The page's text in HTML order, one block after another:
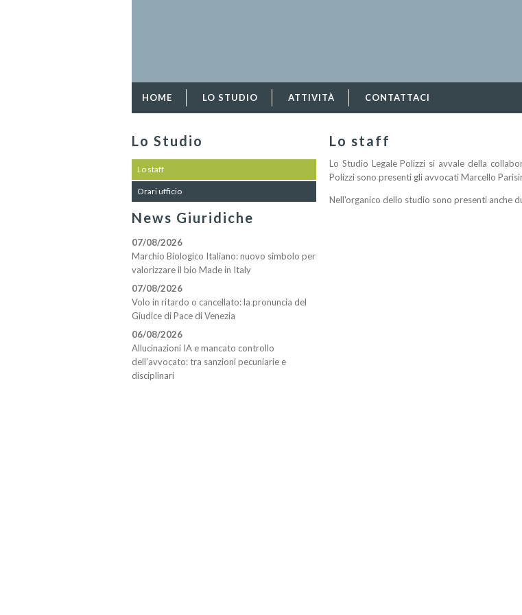
HOME LO STUDIO ATTIVITÀ CONTATTACI
Lo staff
Lo Studio Legale Polizzi si avvale della
Polizzi sono presenti gli avvocati Marcello
Nell'organico dello studio sono presenti anche
Lo Studio
Lo staff
Orari ufficio
News Giuridiche
07/08/2026
Marchio Biologico Italiano: nuovo simbolo per
valorizzare il bio Made in Italy
07/08/2026
Volo in ritardo o cancellato: la pronuncia del
Giudice di Pace di Venezia
06/08/2026
Allucinazioni IA e mancato controllo
dell’avvocato: tra sanzioni pecuniarie e
disciplinari